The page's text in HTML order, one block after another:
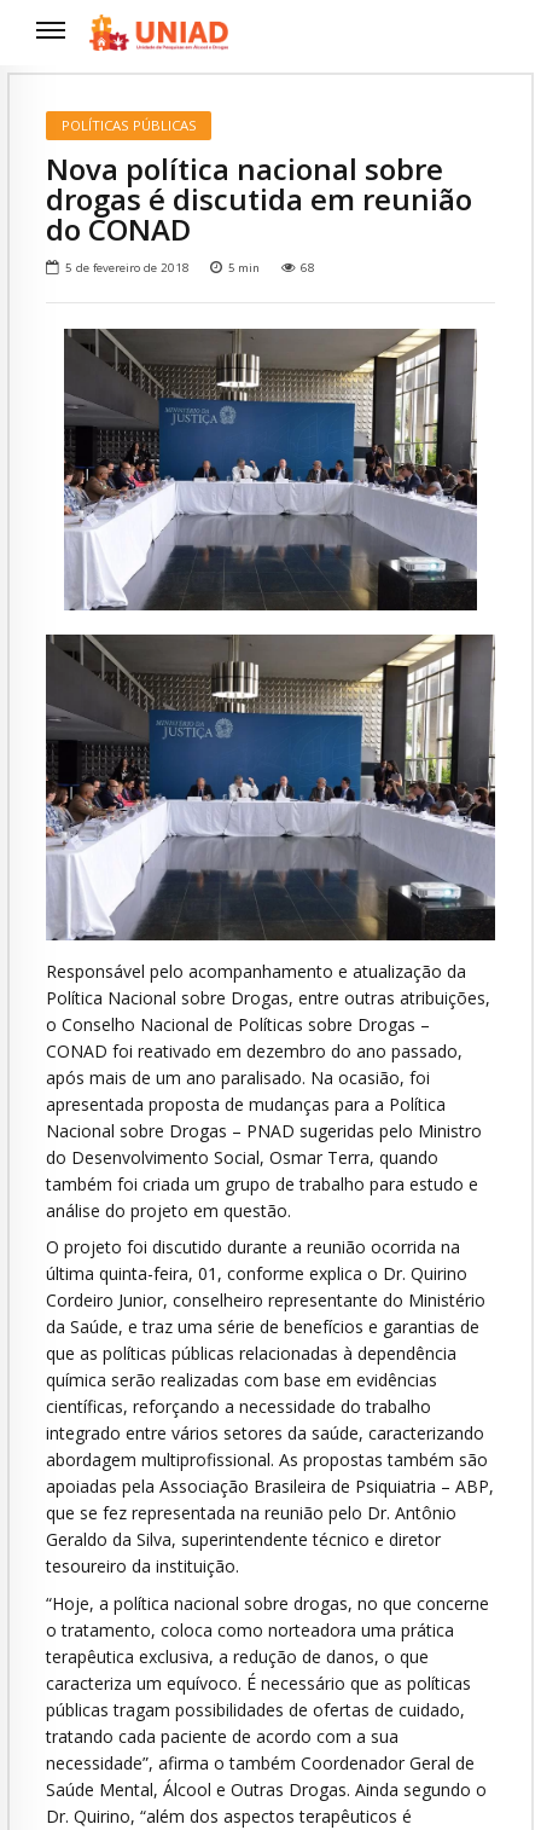
POLÍTICAS PÚBLICAS
Nova política nacional sobre
drogas é discutida em reunião
do CONAD
5 de fevereiro de 2018 5 min 68
Responsável pelo acompanhamento e atualização da
Política Nacional sobre Drogas, entre outras atribuições,
o Conselho Nacional de Políticas sobre Drogas –
CONAD foi reativado em dezembro do ano passado,
após mais de um ano paralisado. Na ocasião, foi
apresentada proposta de mudanças para a Política
Nacional sobre Drogas – PNAD sugeridas pelo Ministro
do Desenvolvimento Social, Osmar Terra, quando
também foi criada um grupo de trabalho para estudo e
análise do projeto em questão.
O projeto foi discutido durante a reunião ocorrida na
última quinta-feira, 01, conforme explica o Dr. Quirino
Cordeiro Junior, conselheiro representante do Ministério
da Saúde, e traz uma série de benefícios e garantias de
que as políticas públicas relacionadas à dependência
química serão realizadas com base em evidências
científicas, reforçando a necessidade do trabalho
integrado entre vários setores da saúde, caracterizando
abordagem multiprofissional. As propostas também são
apoiadas pela Associação Brasileira de Psiquiatria – ABP,
que se fez representada na reunião pelo Dr. Antônio
Geraldo da Silva, superintendente técnico e diretor
tesoureiro da instituição.
“Hoje, a política nacional sobre drogas, no que concerne
o tratamento, coloca como norteadora uma prática
terapêutica exclusiva, a redução de danos, o que
caracteriza um equívoco. É necessário que as políticas
públicas tragam possibilidades de ofertas de cuidado,
tratando cada paciente de acordo com a sua
necessidade”, afirma o também Coordenador Geral de
Saúde Mental, Álcool e Outras Drogas. Ainda segundo o
Dr. Quirino, “além dos aspectos terapêuticos é